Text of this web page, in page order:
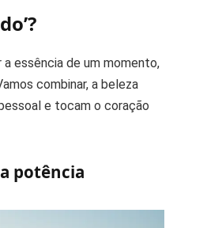
essência de um momento,
combinar, a beleza
e tocam o coração
potência